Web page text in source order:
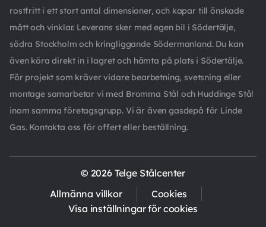
rostfritt i ett stort antal dimensioner, och kapar till önskade
mått och vinklar. Leverans sker med egen bil i Södertälje,
södra Stockholm och kringliggande Södermanland. Du kan
även köra direkt in i lagret och hämta på plats i Södertälje.
För projekt som kräver vidare bearbetning, svetsning eller
montage samarbetar vi med Bromma Stål och Huddinge Stål
inom samma företagsgrupp. Vi är även gasdepå för Linde
Gas. Kontakta oss för offert eller beställning.
© 2026 Telge Stålcenter
Allmänna villkor
Cookies
Visa inställningar för cookies